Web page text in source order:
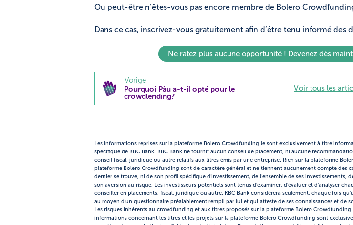
Ou peut-être n’êtes-vous pas encore membre de Bolero
Dans ce cas, inscrivez-vous gratuitement afin d’être tenu informé des
Ne ratez plus aucune opportunité ! Devenez dès
Vorige
Pourquoi Pàu a-t-il opté pour le
crowdlending?
Voir tous les
Les informations reprises sur la plateforme Bolero Crowdfunding le sont exclusivement à titre
spécifique de KBC Bank. KBC Bank ne fournit aucun conseil de placement, ni aucune
conseil fiscal, juridique ou autre relatifs aux titres émis par une entreprise. Rien sur la plateforme
plateforme Bolero Crowdfunding sont de caractère général et ne tiennent aucunement compte des
dernier se trouve, ni de son profil spécifique d’investissement, de l’ensemble de ses
son aversion au risque. Les investisseurs potentiels sont tenus d’examiner, d’évaluer et d’analyser
conseiller en placements, fiscal, juridique ou autre. KBC Bank considérera seulement, chaque fois
au moyen d’un questionnaire préalablement rempli par lui et qui atteste de ses connaissances et de
Les risques inhérents au crowdfunding et aux titres proposés sur la plateforme Bolero
informations concernant les titres et les projets sur la plateforme Bolero Crowdfunding sont